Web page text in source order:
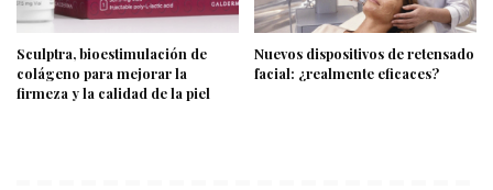
Sculptra, bioestimulación de
colágeno para mejorar la
firmeza y la calidad de la piel
Nuevos dispositivos de retensado
facial: ¿realmente eficaces?